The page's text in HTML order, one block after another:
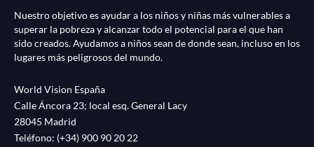
Nuestro objetivo es ayudar a los niños y niñas más vulnerables a
superar la pobreza y alcanzar todo el potencial para el que han
sido creados. Ayudamos a niños sean de donde sean, incluso en los
lugares más peligrosos del mundo.
World Vision España
Calle Áncora 23; local esq. General Lacy
28045 Madrid
Teléfono: (+34) 900 90 20 22